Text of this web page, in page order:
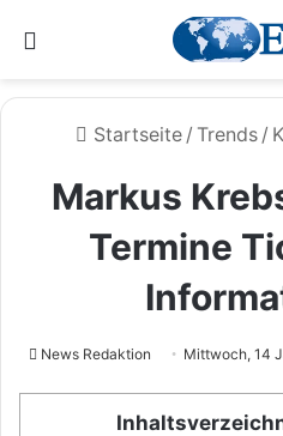
Startseite / Trends /
Markus
Termine
News Redaktion Mittwoch, 14